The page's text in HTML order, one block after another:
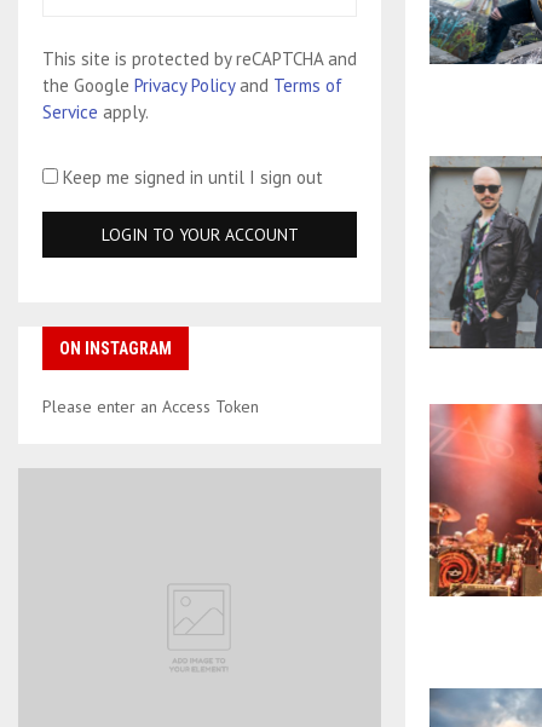
This site is protected by reCAPTCHA and
the Google Privacy Policyand Terms of
Service apply.
Keep me signed in until I sign out
ON INSTAGRAM
Please enter an Access Token